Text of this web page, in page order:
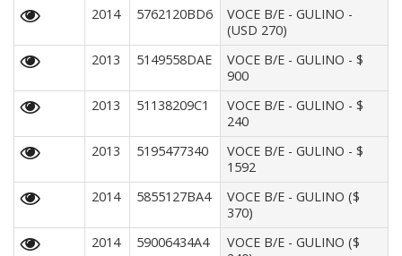
2014
5762120BD6
VOCE B/E - GULINO -
(USD 270)
2013
5149558DAE
VOCE B/E - GULINO - $
900
2013
51138209C1
VOCE B/E - GULINO - $
240
2013
5195477340
VOCE B/E - GULINO - $
1592
2014
5855127BA4
VOCE B/E - GULINO ($
370)
2014
59006434A4
VOCE B/E - GULINO ($